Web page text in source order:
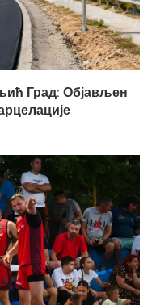
Град: Објављен